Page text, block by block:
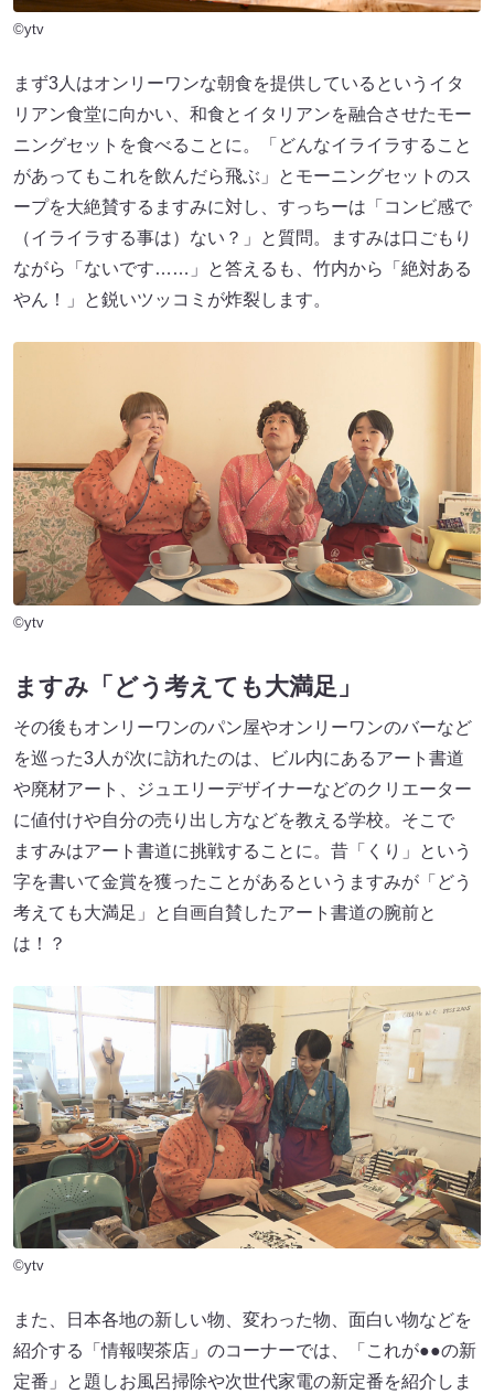
©ytv
まず3人はオンリーワンな朝食を提供しているというイタ
リアン食堂に向かい、和食とイタリアンを融合させたモー
ニングセットを食べることに。「どんなイライラすること
があってもこれを飲んだら飛ぶ」とモーニングセットのス
ープを大絶賛するますみに対し、すっちーは「コンビ感で
（イライラする事は）ない？」と質問。ますみは口ごもり
ながら「ないです……」と答えるも、竹内から「絶対ある
やん！」と鋭いツッコミが炸裂します。
©ytv
ますみ「どう考えても大満足」
その後もオンリーワンのパン屋やオンリーワンのバーなど
を巡った3人が次に訪れたのは、ビル内にあるアート書道
や廃材アート、ジュエリーデザイナーなどのクリエーター
に値付けや自分の売り出し方などを教える学校。そこで
ますみはアート書道に挑戦することに。昔「くり」という
字を書いて金賞を獲ったことがあるというますみが「どう
考えても大満足」と自画自賛したアート書道の腕前と
は！？
©ytv
また、日本各地の新しい物、変わった物、面白い物などを
紹介する「情報喫茶店」のコーナーでは、「これが●●の新
定番」と題しお風呂掃除や次世代家電の新定番を紹介しま